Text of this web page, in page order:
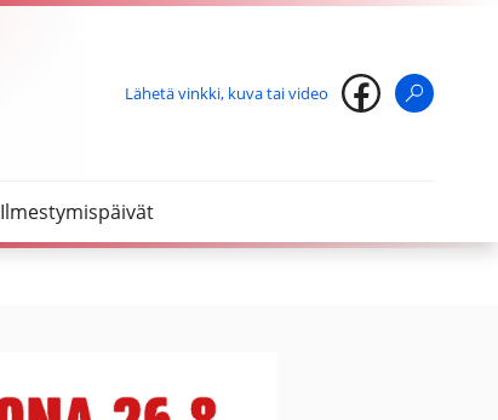
Lähetä vinkki, kuva tai video
Ilmestymispäivät